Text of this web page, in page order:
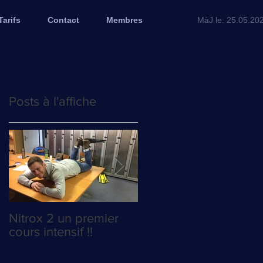
Contact Membres MàJ le:
Posts à l'affiche
Nitrox 2 un premier
cours intensif !!